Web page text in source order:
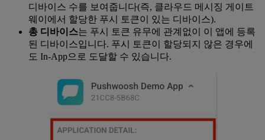
디바이스 수를 보여줍니다(즉, 클라우드 메시징 게이트
웨이에서 할당한 푸시 토큰이 있는 디바이스).
총 디바이스는 푸시 토큰 유무에 관계없이 이 앱에 등록
된 디바이스입니다. 푸시 토큰이 할당되지 않은 경우에
도 In-App으로 도달할 수 있습니다.